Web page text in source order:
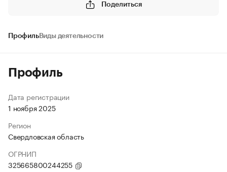
Поделиться
ПрофильВиды деятельности
Профиль
Дата регистрации
1 ноября 2025
Регион
Свердловская область
ОГРНИП
325665800244255